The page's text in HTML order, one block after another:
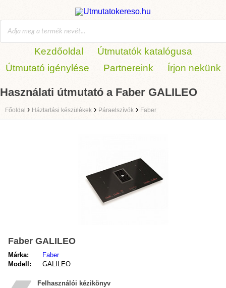
Kezdőoldal
Útmutatók katalógusa
Útmutató igénylése
Partnereink Írjon nekünk
Használati útmutató a Faber GALILEO
Főoldal › Háztartási készülékek › Páraelszívók › Faber
Faber GALILEO
Márka:
Faber
Modell:
GALILEO
Felhasználói kézikönyv